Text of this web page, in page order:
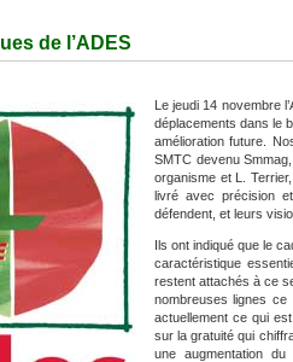
de l’ADES
Le jeudi 14 novembre
déplacements dans le
amélioration future.
SMTC devenu
organisme et L.
livré avec précision
défendent, et leurs
Ils ont indiqué que le
caractéristique
restent attachés à ce
nombreuses lignes ce
actuellement ce qui
sur la gratuité qui
une augmentation